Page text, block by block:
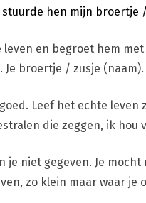
hen mijn broertje
en begroet hem
broertje / zusje (naam).
Leef het echte
die zeggen, ik hou
je niet gegeven. Je
zo klein maar waar je